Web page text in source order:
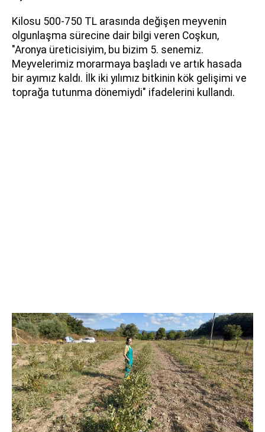
Kilosu 500-750 TL arasında değişen meyvenin
olgunlaşma sürecine dair bilgi veren Coşkun,
"Aronya üreticisiyim, bu bizim 5. senemiz.
Meyvelerimiz morarmaya başladı ve artık hasada
bir ayımız kaldı. İlk iki yılımız bitkinin kök gelişimi ve
toprağa tutunma dönemiydi" ifadelerini kullandı.